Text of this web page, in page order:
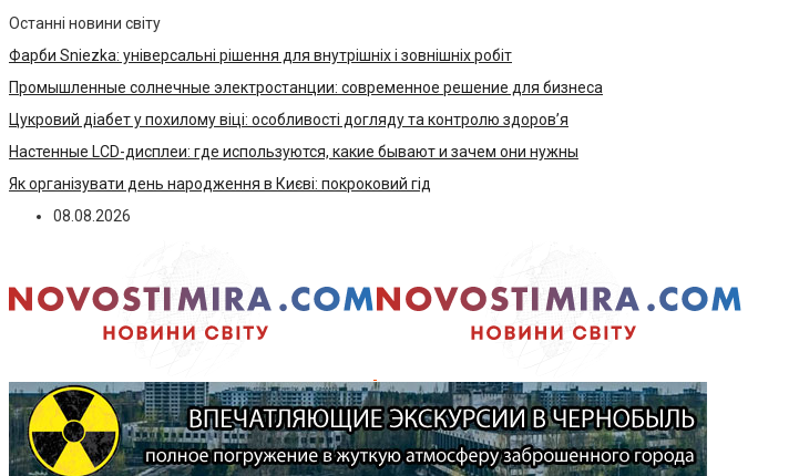
Останні новини світу
Фарби Sniezka: універсальні рішення для внутрішніх і зовнішніх робіт
Промышленные солнечные электростанции: современное решение для бизнеса
Цукровий діабет у похилому віці: особливості догляду та контролю здоров’я
Настенные LCD-дисплеи: где используются, какие бывают и зачем они нужны
Як організувати день народження в Києві: покроковий гід
08.08.2026